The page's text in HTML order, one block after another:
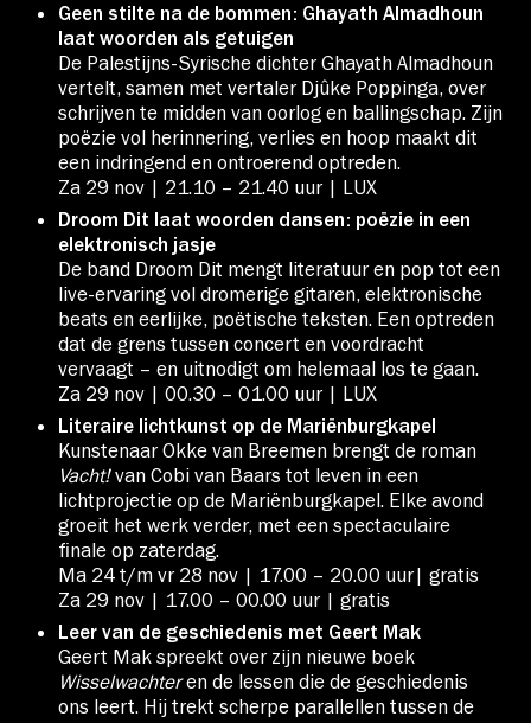
Geen stilte na de bommen: Ghayath Almadhoun
laat woorden als getuigen
De Palestijns-Syrische dichter Ghayath Almadhoun
vertelt, samen met vertaler Djûke Poppinga, over
schrijven te midden van oorlog en ballingschap. Zijn
poëzie vol herinnering, verlies en hoop maakt dit
een indringend en ontroerend optreden.
Za 29 nov | 21.10 – 21.40 uur | LUX
Droom Dit laat woorden dansen: poëzie in een
elektronisch jasje
De band Droom Dit mengt literatuur en pop tot een
live-ervaring vol dromerige gitaren, elektronische
beats en eerlijke, poëtische teksten. Een optreden
dat de grens tussen concert en voordracht
vervaagt – en uitnodigt om helemaal los te gaan.
Za 29 nov | 00.30 – 01.00 uur | LUX
Literaire lichtkunst op de Mariënburgkapel
Kunstenaar Okke van Breemen brengt de roman
Vacht!van Cobi van Baars tot leven in een
lichtprojectie op de Mariënburgkapel. Elke avond
groeit het werk verder, met een spectaculaire
finale op zaterdag.
Ma 24 t/m vr 28 nov | 17.00 – 20.00 uur| gratis
Za 29 nov | 17.00 – 00.00 uur | gratis
Leer van de geschiedenis met Geert Mak
Geert Mak spreekt over zijn nieuwe boek
Wisselwachteren de lessen die de geschiedenis
ons leert. Hij trekt scherpe parallellen tussen de